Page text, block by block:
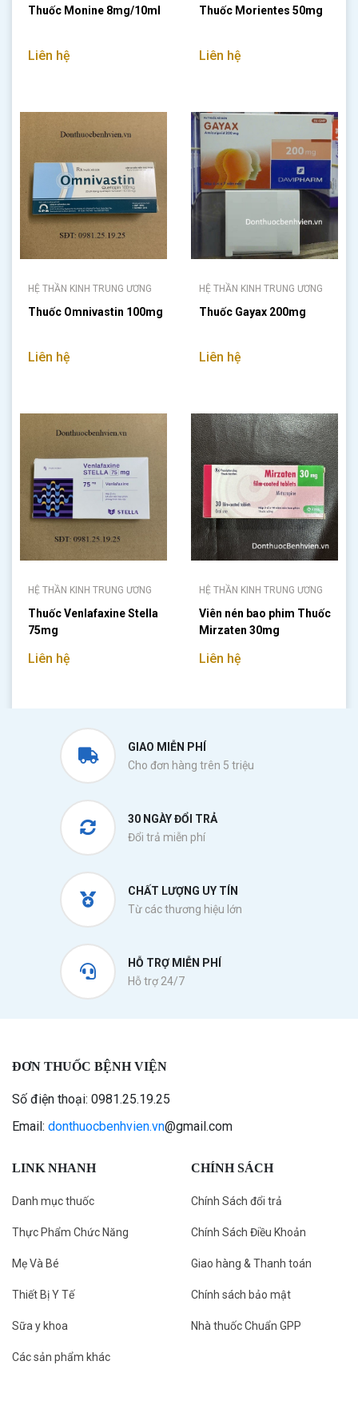
Thuốc Monine 8mg/10ml
Liên hệ
Thuốc Morientes 50mg
Liên hệ
HỆ THẦN KINH TRUNG ƯƠNG
Thuốc Omnivastin 100mg
Liên hệ
HỆ THẦN KINH TRUNG ƯƠNG
Thuốc Gayax 200mg
Liên hệ
HỆ THẦN KINH TRUNG ƯƠNG
Thuốc Venlafaxine Stella
75mg
Liên hệ
HỆ THẦN KINH TRUNG ƯƠNG
Viên nén bao phim Thuốc
Mirzaten 30mg
Liên hệ
GIAO MIỄN PHÍ
Cho đơn hàng trên 5 triệu
30 NGÀY ĐỔI TRẢ
Đổi trả miễn phí
CHẤT LƯỢNG UY TÍN
Từ các thương hiệu lớn
HỖ TRỢ MIỄN PHÍ
Hỗ trợ 24/7
ĐƠN THUỐC BỆNH VIỆN
Số điện thoại: 0981.25.19.25
Email: donthuocbenhvien.vn@gmail.com
LINK NHANH
Danh mục thuốc
Thực Phẩm Chức Năng
Mẹ Và Bé
Thiết Bị Y Tế
Sữa y khoa
Các sản phẩm khác
CHÍNH SÁCH
Chính Sách đổi trả
Chính Sách Điều Khoản
Giao hàng & Thanh toán
Chính sách bảo mật
Nhà thuốc Chuẩn GPP